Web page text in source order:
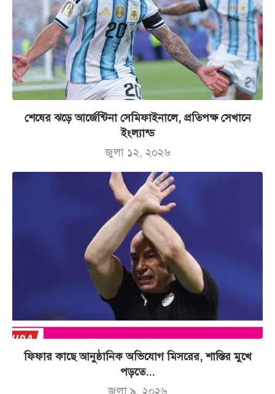
শেষের ঝড়ে আর্জেন্টিনা সেমিফাইনালে, প্রতিপক্ষ সেখানে
ইংল্যান্ড
জুলা ১২, ২০২৬
ফিফার কাছে আনুষ্ঠানিক অভিযোগ মিসরের, শাস্তির মুখে
পড়তে...
জুলা ৯, ২০২৬